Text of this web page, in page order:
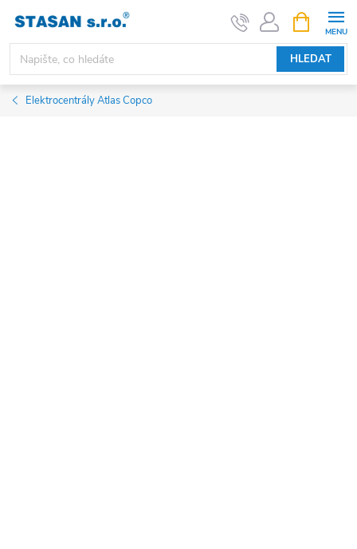
obsah
HLEDAT
NÁKUPNÍ
KOŠÍK
Elektrocentrály Atlas Copco